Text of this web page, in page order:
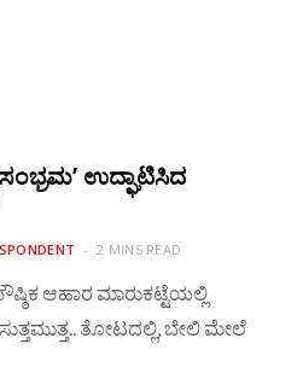
ಸಂಭ್ರಮ’ ಉದ್ಘಾಟಿಸಿದ
2 MINS READ
ಆಹಾರ ಮಾರುಕಟ್ಟೆಯಲ್ಲಿ
ತೋಟದಲ್ಲಿ, ಬೇಲಿ ಮೇಲೆ